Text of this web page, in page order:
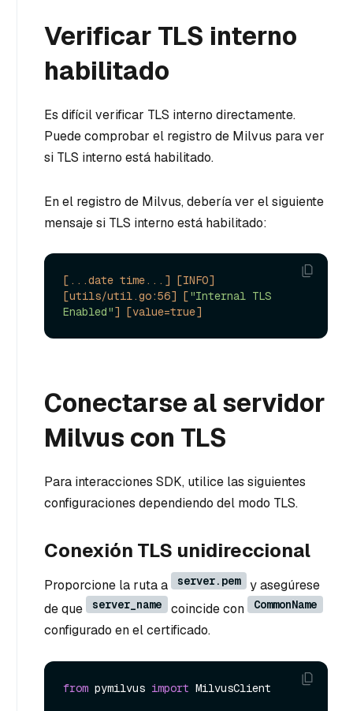
Verificar TLS interno
habilitado
Es difícil verificar TLS interno directamente.
Puede comprobar el registro de Milvus para ver
si TLS interno está habilitado.
En el registro de Milvus, debería ver el siguiente
mensaje si TLS interno está habilitado:
[...date time...] [INFO]
[utils/util.go:56] ["Internal TLS
Enabled"] [value=true]
Conectarse al servidor
Milvus con TLS
Para interacciones SDK, utilice las siguientes
configuraciones dependiendo del modo TLS.
Conexión TLS unidireccional
Proporcione la ruta a server.pem
y asegúrese
de que
server_name coincide con CommonName
configurado en el certificado.
from pymilvus import MilvusClient